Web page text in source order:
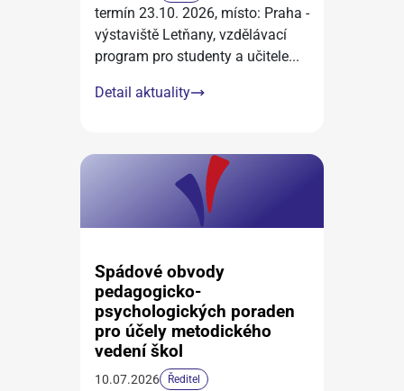
termín 23.10. 2026, místo: Praha -
výstaviště Letňany, vzdělávací
program pro studenty a učitele...
Detail aktuality
Spádové obvody
pedagogicko-
psychologických poraden
pro účely metodického
vedení škol
10.07.2026 Ředitel